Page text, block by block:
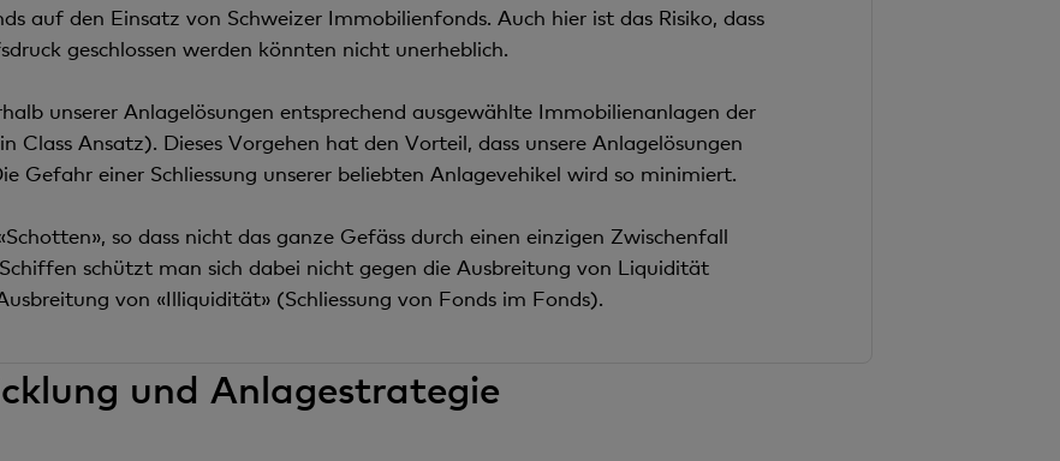
auf den Einsatz von Schweizer Immobilienfonds. Auch hier ist das Risiko, dass
geschlossen werden könnten nicht unerheblich.
unserer Anlagelösungen entsprechend ausgewählte Immobilienanlagen der
Class Ansatz). Dieses Vorgehen hat den Vorteil, dass unsere Anlagelösungen
Gefahr einer Schliessung unserer beliebten Anlagevehikel wird so minimiert.
so dass nicht das ganze Gefäss durch einen einzigen Zwischenfall
schützt man sich dabei nicht gegen die Ausbreitung von Liquidität
von «Illiquidität» (Schliessung von Fonds im Fonds).
und Anlagestrategie